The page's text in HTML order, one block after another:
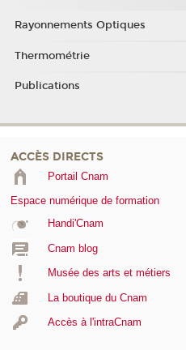
Rayonnements Optiques
Thermométrie
Publications
ACCÈS DIRECTS
Portail Cnam
Espace numérique de formation
Handi'Cnam
Cnam blog
Musée des arts et métiers
La boutique du Cnam
Accès à l'intraCnam